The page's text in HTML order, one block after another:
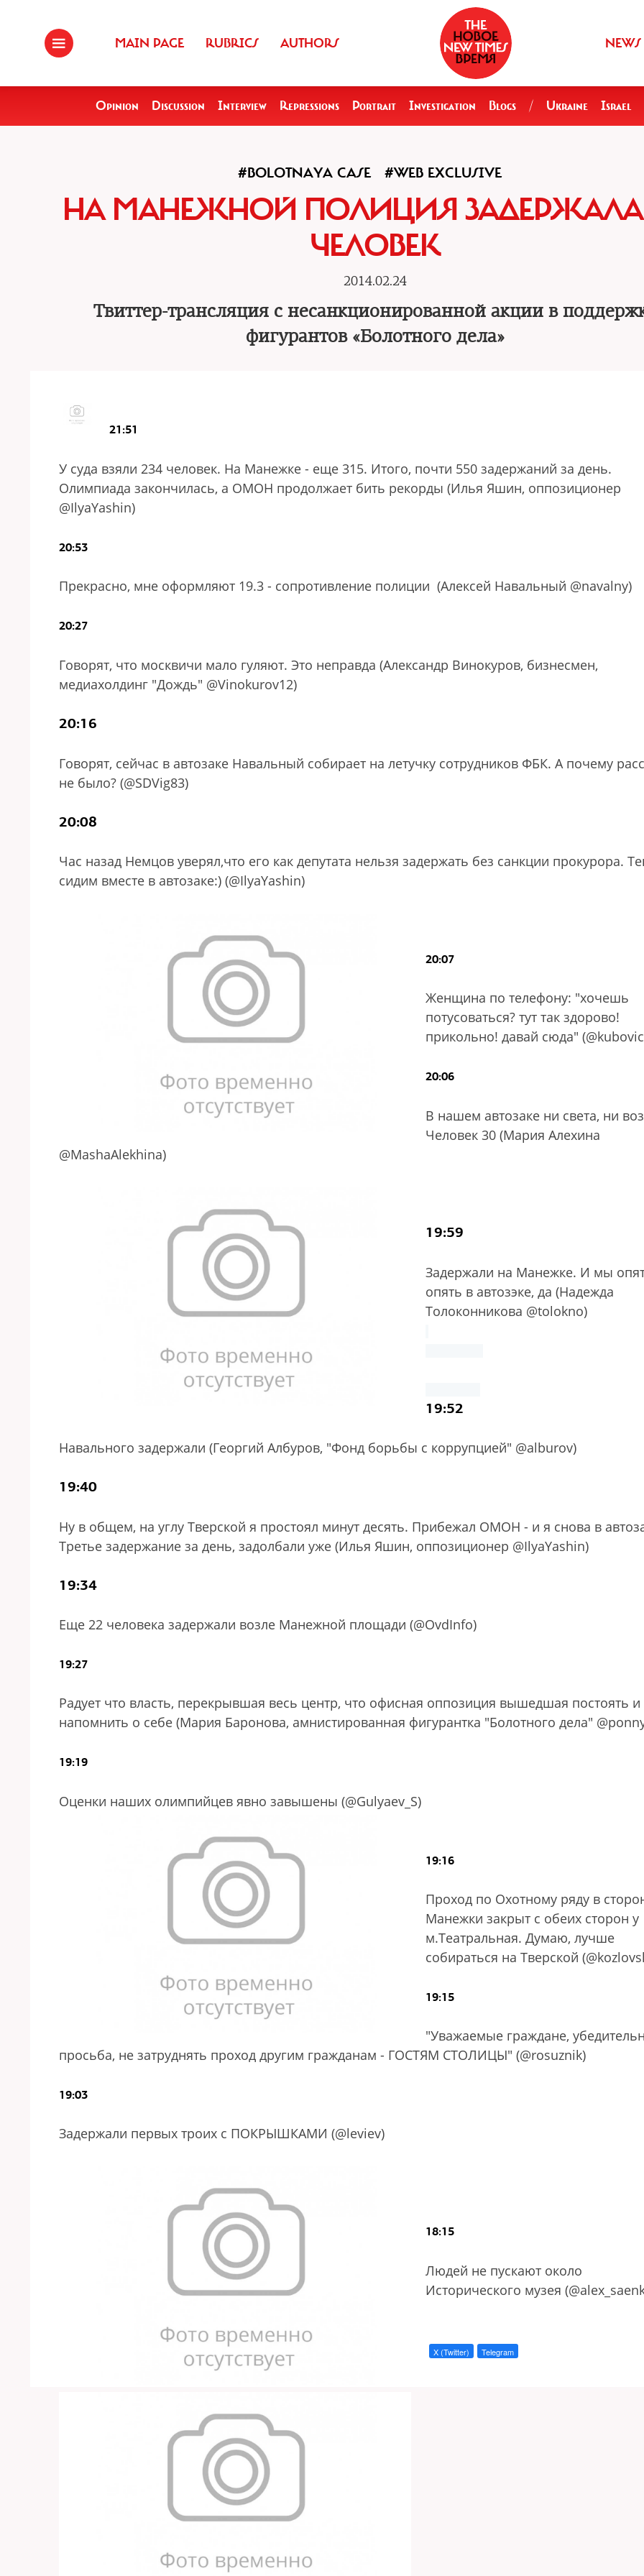
MAIN PAGE RUBRICS AUTHORS NEWS
Opinion Discussion Interview Repressions Portrait Investigation Blogs / Ukraine Israel
#BOLOTNAYA CASE #WEB EXCLUSIVE
НА МАНЕЖНОЙ ПОЛИЦИЯ ЗАДЕРЖАЛА
ЧЕЛОВЕК
2014.02.24
Твиттер-трансляция с несанкционированной акции в
фигурантов «Болотного дела»
21:51
У суда взяли 234 человек. На Манежке - еще 315. Итого, почти 550 задержаний за день.
Олимпиада закончилась, а ОМОН продолжает бить рекорды (Илья Яшин, оппозиционер
@IlyaYashin)
20:53
Прекрасно, мне оформляют 19.3 - сопротивление полиции (Алексей Навальный @navalny)
20:27
Говорят, что москвичи мало гуляют. Это неправда (Александр Винокуров, бизнесмен,
медиахолдинг "Дождь" @Vinokurov12)
20:16
Говорят, сейчас в автозаке Навальный собирает на летучку сотрудников ФБК. А почему
не было? (@SDVig83)
20:08
Час назад Немцов уверял,что его как депутата нельзя задержать без санкции прокурора.
сидим вместе в автозаке:) (@IlyaYashin)
20:07
Женщина по телефону: "хочешь
потусоваться? тут так здорово!
прикольно! давай сюда"
20:06
В нашем автозаке ни света, ни
Человек 30 (Мария Алехина
@MashaAlekhina)
19:59
Задержали на Манежке. И мы
опять в автозэке, да (Надежда
Толоконникова @tolokno)
19:52
Навального задержали (Георгий Албуров, "Фонд борьбы с коррупцией" @alburov)
19:40
Ну в общем, на углу Тверской я простоял минут десять. Прибежал ОМОН - и я снова в
Третье задержание за день, задолбали уже (Илья Яшин, оппозиционер @IlyaYashin)
19:34
Еще 22 человека задержали возле Манежной площади (@OvdInfo)
19:27
Радует что власть, перекрывшая весь центр, что офисная оппозиция вышедшая постоять и
напомнить о себе (Мария Баронова, амнистированная фигурантка "Болотного дела"
19:19
Оценки наших олимпийцев явно завышены (@Gulyaev_S)
19:16
Проход по Охотному ряду в
Манежки закрыт с обеих сторон у
м.Театральная. Думаю, лучше
собираться на Тверской
19:15
"Уважаемые граждане,
просьба, не затруднять проход другим гражданам - ГОСТЯМ СТОЛИЦЫ" (@rosuznik)
19:03
Задержали первых троих с ПОКРЫШКАМИ (@leviev)
18:15
Людей не пускают около
Исторического музея
X (Twitter) Telegram